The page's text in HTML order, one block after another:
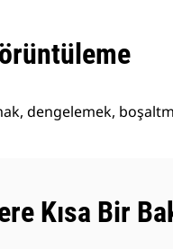
dengelemek,
Kısa Bir